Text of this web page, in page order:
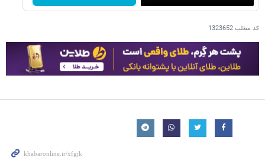
کد مطلب1323652